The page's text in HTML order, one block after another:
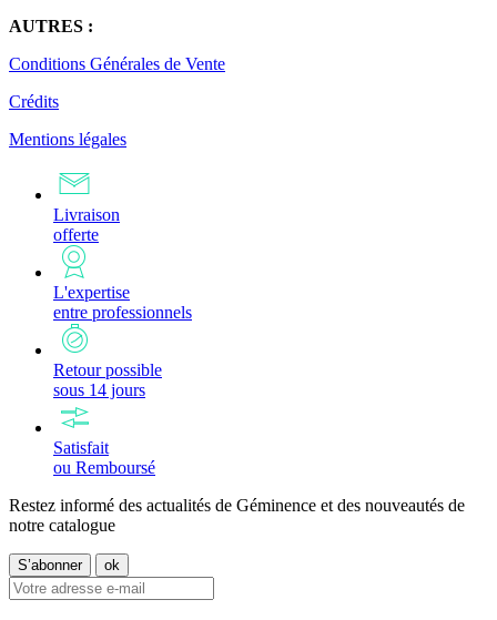
AUTRES :
Conditions Générales de Vente
Crédits
Mentions légales
Livraison
offerte
L'expertise
entre professionnels
Retour possible
sous 14 jours
Satisfait
ou Remboursé
Restez informé des actualités de Géminence et des nouveautés de
notre catalogue